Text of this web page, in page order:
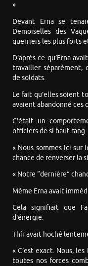
»
Devant Erna se
Demoiselles des
guerriers les plus forts
D’après ce qu’Erna
travailler séparément,
de soldats.
Le fait qu’elles soient
avaient abandonné ces
C’était un
officiers de si haut rang.
« Nous sommes ici sur
chance de renverser la
« Notre “dernière”
Même Erna avait
Cela signifiait que
d’énergie.
Thír avait hoché
« C’est exact. Nous,
toutes nos forces